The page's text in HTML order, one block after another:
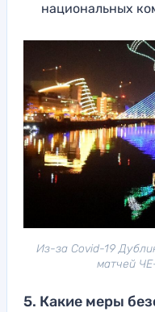
национальных
Из-за Сovid-19
матчей
5. Какие меры